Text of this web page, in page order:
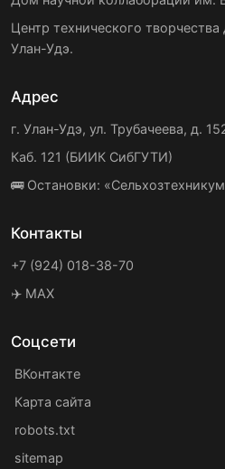
Центр технического
Улан-Удэ.
Адрес
г. Улан-Удэ, ул. Трубачеева, д.
Каб. 121 (БИИК СибГУТИ)
🚌 Остановки:
Контакты
+7 (924) 018-38-70
✈️ MAX
Соцсети
ВКонтакте
Карта сайта
robots.txt
sitemap